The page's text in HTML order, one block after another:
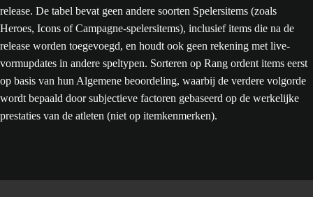
release. De tabel bevat geen andere soorten Spelersitems (zoals
Heroes, Icons of Campagne-spelersitems), inclusief items die na de
release worden toegevoegd, en houdt ook geen rekening met live-
vormupdates in andere speltypen. Sorteren op Rang ordent items eerst
op basis van hun Algemene beoordeling, waarbij de verdere volgorde
wordt bepaald door subjectieve factoren gebaseerd op de werkelijke
prestaties van de atleten (niet op itemkenmerken).